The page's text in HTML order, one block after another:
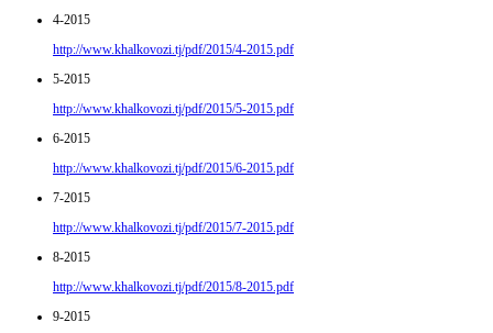
4-2015
http://www.khalkovozi.tj/pdf/2015/4-2015.pdf
5-2015
http://www.khalkovozi.tj/pdf/2015/5-2015.pdf
6-2015
http://www.khalkovozi.tj/pdf/2015/6-2015.pdf
7-2015
http://www.khalkovozi.tj/pdf/2015/7-2015.pdf
8-2015
http://www.khalkovozi.tj/pdf/2015/8-2015.pdf
9-2015